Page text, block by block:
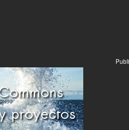
Publi